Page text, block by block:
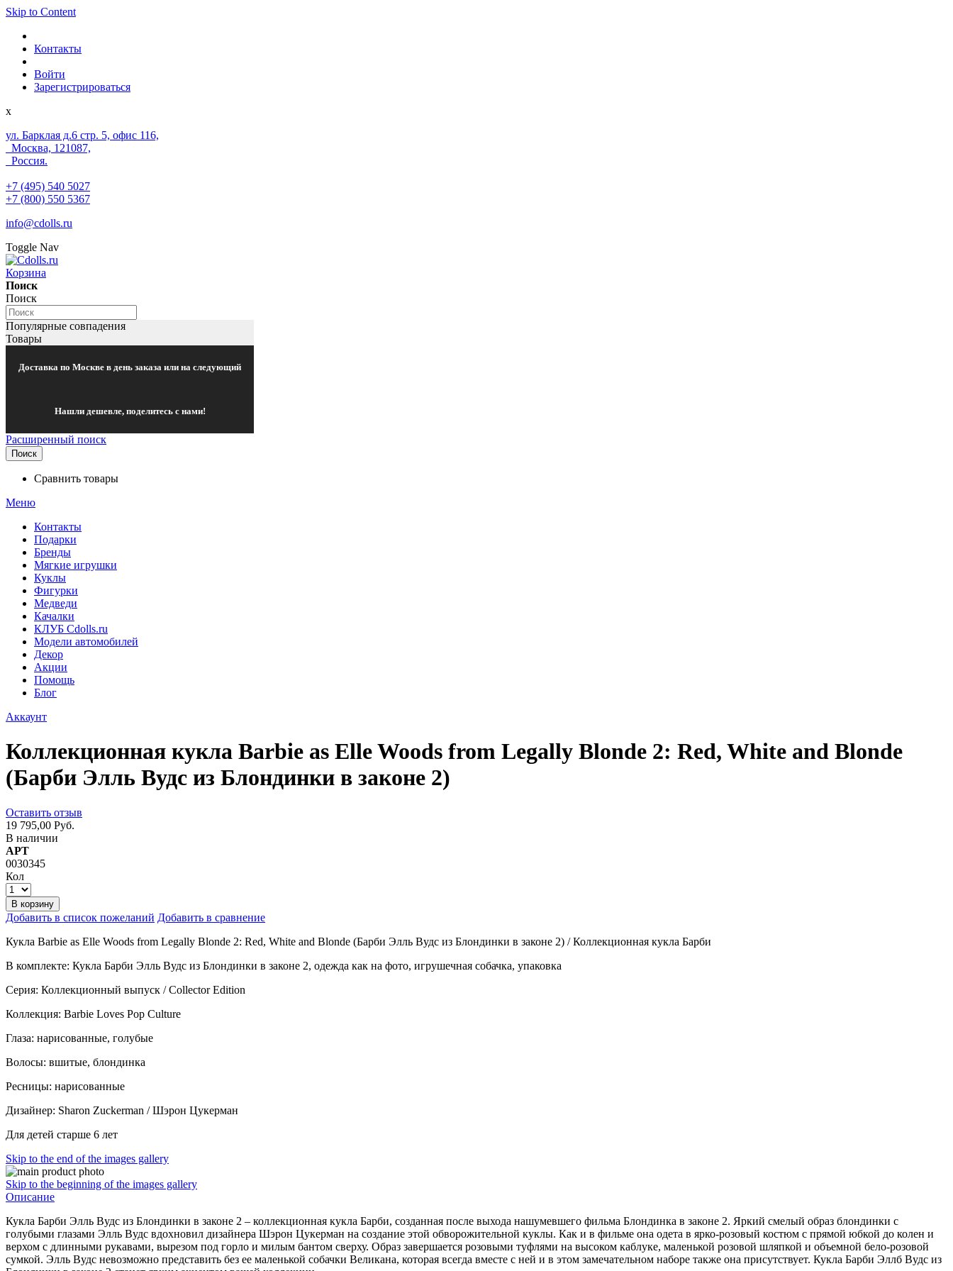
Skip to Content
Контакты
Войти
Зарегистрироваться
x
ул. Барклая д.6 стр. 5, офис 116,
Москва, 121087,
Россия.
+7 (495) 540 5027
+7 (800) 550 5367
info@cdolls.ru
Toggle Nav
Корзина
Поиск
Поиск
Популярные совпадения
Товары
Доставка по Москве в день заказа или на следующий
Нашли дешевле, поделитесь с нами!
Расширенный поиск
Поиск
Сравнить товары
Меню
Контакты
Подарки
Бренды
Мягкие игрушки
Куклы
Фигурки
Медведи
Качалки
КЛУБ Cdolls.ru
Модели автомобилей
Декор
Акции
Помощь
Блог
Аккаунт
Коллекционная кукла Barbie as Elle Woods from Legally Blonde 2: Red, White and Blonde
(Барби Элль Вудс из Блондинки в законе 2)
Оставить отзыв
19 795,00 Руб.
В наличии
АРТ
0030345
Кол
В корзину
Добавить в список пожеланий Добавить в сравнение
Кукла Barbie as Elle Woods from Legally Blonde 2: Red, White and Blonde (Барби Элль Вудс из Блондинки в законе 2) / Коллекционная кукла Барби
В комплекте: Кукла Барби Элль Вудс из Блондинки в законе 2, одежда как на фото, игрушечная собачка, упаковка
Серия: Коллекционный выпуск / Collector Edition
Коллекция: Barbie Loves Pop Culture
Глаза: нарисованные, голубые
Волосы: вшитые, блондинка
Ресницы: нарисованные
Дизайнер: Sharon Zuckerman / Шэрон Цукерман
Для детей старше 6 лет
Skip to the end of the images gallery
Skip to the beginning of the images gallery
Описание
Кукла Барби Элль Вудс из Блондинки в законе 2 – коллекционная кукла Барби, созданная после выхода нашумевшего фильма Блондинка в законе 2. Яркий смелый образ блондинки с
голубыми глазами Элль Вудс вдохновил дизайнера Шэрон Цукерман на создание этой обворожительной куклы. Как и в фильме она одета в ярко-розовый костюм с прямой юбкой до колен и
верхом с длинными рукавами, вырезом под горло и милым бантом сверху. Образ завершается розовыми туфлями на высоком каблуке, маленькой розовой шляпкой и объемной бело-розовой
сумкой. Элль Вудс невозможно представить без ее маленькой собачки Великана, которая всегда вместе с ней и в этом замечательном наборе также она присутствует. Кукла Барби Эллб Вудс из